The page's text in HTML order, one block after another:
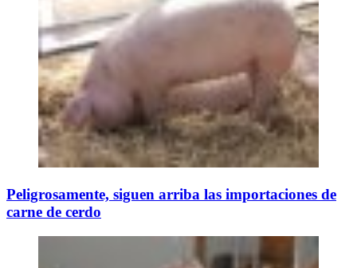
Peligrosamente, siguen arriba las importaciones de
carne de cerdo